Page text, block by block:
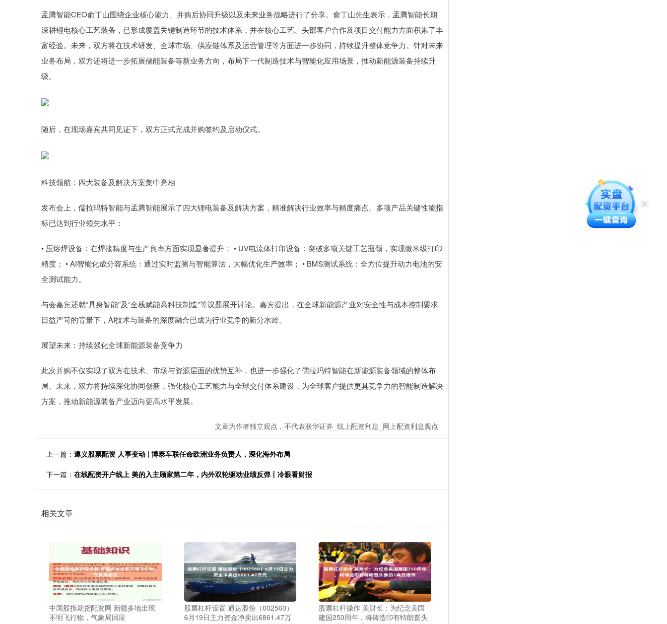
孟腾智能CEO俞丁山围绕企业核心能力、并购后协同升级以及未来业务战略进行了分享。俞丁山先生表示，孟腾智能长期
深耕锂电核心工艺装备，已形成覆盖关键制造环节的技术体系，并在核心工艺、头部客户合作及项目交付能力方面积累了丰
富经验。未来，双方将在技术研发、全球市场、供应链体系及运营管理等方面进一步协同，持续提升整体竞争力。针对未来
业务布局，双方还将进一步拓展储能装备等新业务方向，布局下一代制造技术与智能化应用场景，推动新能源装备持续升
级。
随后，在现场嘉宾共同见证下，双方正式完成并购签约及启动仪式。
科技领航：四大装备及解决方案集中亮相
发布会上，儒拉玛特智能与孟腾智能展示了四大锂电装备及解决方案，精准解决行业效率与精度痛点。多项产品关键性能指
标已达到行业领先水平：
• 压熔焊设备：在焊接精度与生产良率方面实现显著提升； • UV电流体打印设备：突破多项关键工艺瓶颈，实现微米级打印
精度； • AI智能化成分容系统：通过实时监测与智能算法，大幅优化生产效率； • BMS测试系统：全方位提升动力电池的安
全测试能力。
与会嘉宾还就“具身智能”及“全栈赋能高科技制造”等议题展开讨论。嘉宾提出，在全球新能源产业对安全性与成本控制要求
日益严苛的背景下，AI技术与装备的深度融合已成为行业竞争的新分水岭。
展望未来：持续强化全球新能源装备竞争力
此次并购不仅实现了双方在技术、市场与资源层面的优势互补，也进一步强化了儒拉玛特智能在新能源装备领域的整体布
局。未来，双方将持续深化协同创新，强化核心工艺能力与全球交付体系建设，为全球客户提供更具竞争力的智能制造解决
方案，推动新能源装备产业迈向更高水平发展。
文章为作者独立观点，不代表联华证券_线上配资利息_网上配资利息观点
上一篇： 遵义股票配资 人事变动 | 博泰车联任命欧洲业务负责人，深化海外布局
下一篇： 在线配资开户线上 美的入主顾家第二年，内外双轮驱动业绩反弹丨冷眼看财报
相关文章
中国股指期货配资网 新疆多地出现
不明飞行物，气象局回应
股票杠杆设置 通达股份（002560）
6月19日主力资金净卖出6861.47万
股票杠杆操作 美财长：为纪念美国
建国250周年，将铸造印有特朗普头